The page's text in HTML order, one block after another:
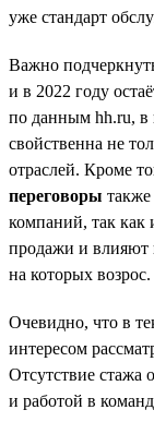
уже стандарт
Важно
и в 2022 году
по данным hh.ru, в
свойственна не
отраслей. Кроме
переговоры
компаний, так как
продажи и влияют
на которых возрос.
Очевидно, что в
интересом
Отсутствие стажа
и работой в